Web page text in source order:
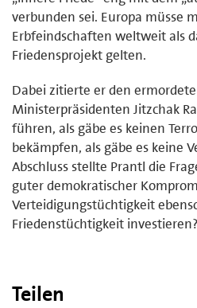
verbunden sei. Europa müsse
Erbfeindschaften weltweit als
Friedensprojekt gelten.
Dabei zitierte er den
Ministerpräsidenten Jitzchak
führen, als gäbe es keinen
bekämpfen, als gäbe es keine
Abschluss stellte Prantl die
guter demokratischer
Verteidigungstüchtigkeit
Friedenstüchtigkeit
Teilen